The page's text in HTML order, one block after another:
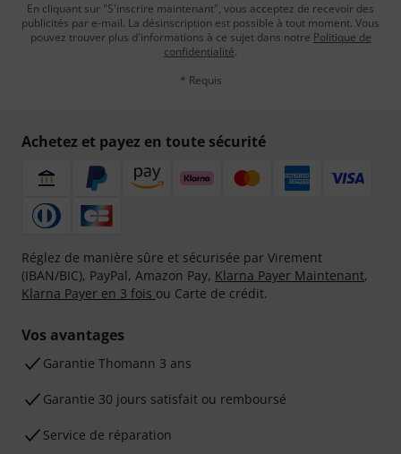
En cliquant sur "S'inscrire maintenant", vous acceptez de recevoir des
publicités par e-mail. La désinscription est possible à tout moment. Vous
pouvez trouver plus d'informations à ce sujet dans notre Politique de
confidentialité.
* Requis
Achetez et payez en toute sécurité
Réglez de manière sûre et sécurisée par Virement
(IBAN/BIC), PayPal, Amazon Pay, Klarna Payer Maintenant,
Klarna Payer en 3 fois ou Carte de crédit.
Vos avantages
Ga­ran­tie Thomann 3 ans
Garantie 30 jours satisfait ou remboursé
Service de réparation